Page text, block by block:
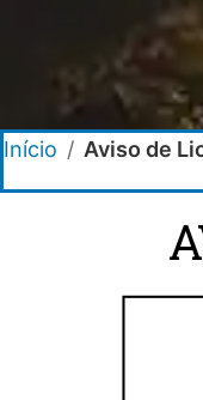
Início / Aviso de